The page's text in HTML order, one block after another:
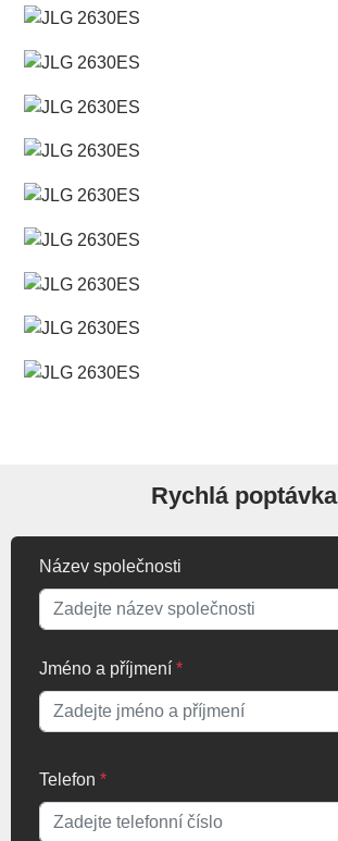
Rychlá poptávka
Název společnosti
Jméno a příjmení *
Telefon *